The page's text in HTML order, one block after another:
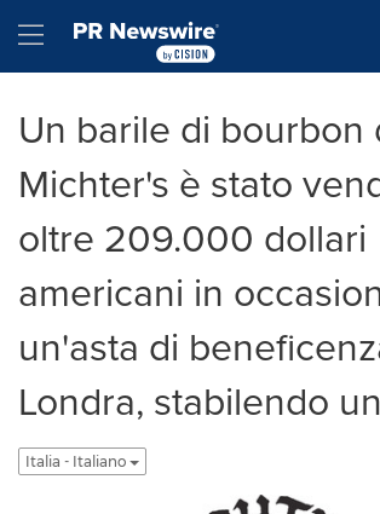
Hamburger menu
Un barile di bourbon
Michter's è stato
oltre 209.000 dollari
americani in
un'asta di
Londra, stabilendo
Italia - Italiano